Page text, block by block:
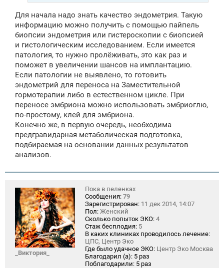
Для начала надо знать качество эндометрия. Такую
информацию можно получить с помощью пайпель
биопсии эндометрия или гистероскопии с биопсией
и гистологическим исследованием. Если имеется
патология, то нужно пролёживать, это как раз и
поможет в увеличении шансов на имплантацию.
Если патологии не выявлено, то готовить
эндометрий для переноса на Заместительной
гормотерапии либо в естественном цикле. При
переносе эмбриона можно использовать эмбриоглю,
по-простому, клей для эмбриона.
Конечно же, в первую очередь, необходима
предгравидарная метаболическая подготовка,
подбираемая на основании данных результатов
анализов.
_Виктория_
Пока в пеленках
Сообщения: 79
Зарегистрирован: 11 дек 2014, 14:07
Пол: Женский
Сколько попыток ЭКО: 4
Стаж бесплодия: 5
В каких клиниках проводилось лечение:
ЦПС, Центр Эко
Где было удачное ЭКО: Центр Эко Москва
Благодарил (а): 5 раз
Поблагодарили: 5 раз